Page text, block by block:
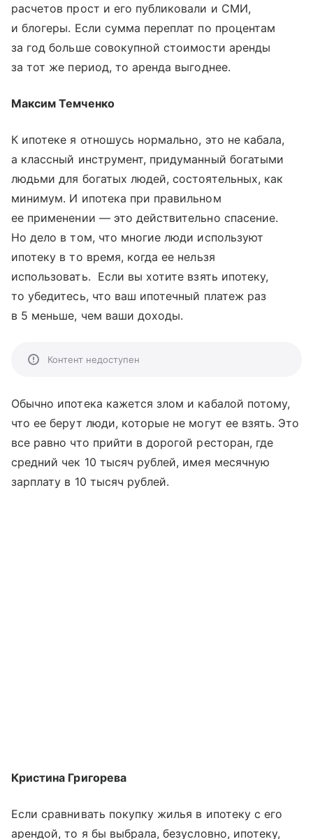
расчетов прост и его публиковали и СМИ,
и блогеры. Если сумма переплат по процентам
за год больше совокупной стоимости аренды
за тот же период, то аренда выгоднее.
Максим Темченко
К ипотеке я отношусь нормально, это не кабала,
а классный инструмент, придуманный богатыми
людьми для богатых людей, состоятельных, как
минимум. И ипотека при правильном
ее применении — это действительно спасение.
Но дело в том, что многие люди используют
ипотеку в то время, когда ее нельзя
использовать. Если вы хотите взять ипотеку,
то убедитесь, что ваш ипотечный платеж раз
в 5 меньше, чем ваши доходы.
Контент недоступен
Обычно ипотека кажется злом и кабалой потому,
что ее берут люди, которые не могут ее взять. Это
все равно что прийти в дорогой ресторан, где
средний чек 10 тысяч рублей, имея месячную
зарплату в 10 тысяч рублей.
Кристина Григорева
Если сравнивать покупку жилья в ипотеку с его
арендой, то я бы выбрала, безусловно, ипотеку,